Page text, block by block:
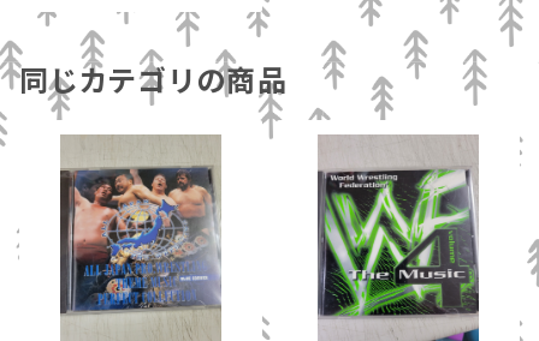
同じカテゴリの商品